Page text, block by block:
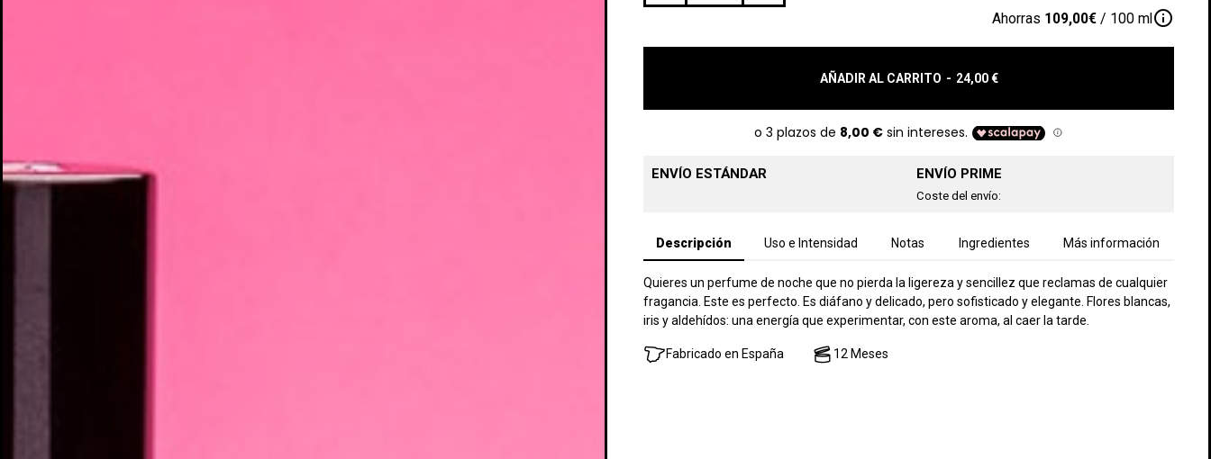
Ahorras 109,00€ / 100 mlinfo_outline
AÑADIR AL CARRITO - 24,00 €
ENVÍO ESTÁNDAR ENVÍO PRIME
Coste del envío:
Descripción Uso e Intensidad Notas Ingredientes Más información
Quieres un perfume de noche que no pierda la ligereza y sencillez que reclamas de cualquier
fragancia. Este es perfecto. Es diáfano y delicado, pero sofisticado y elegante. Flores blancas,
iris y aldehídos: una energía que experimentar, con este aroma, al caer la tarde.
Fabricado en España 12 Meses